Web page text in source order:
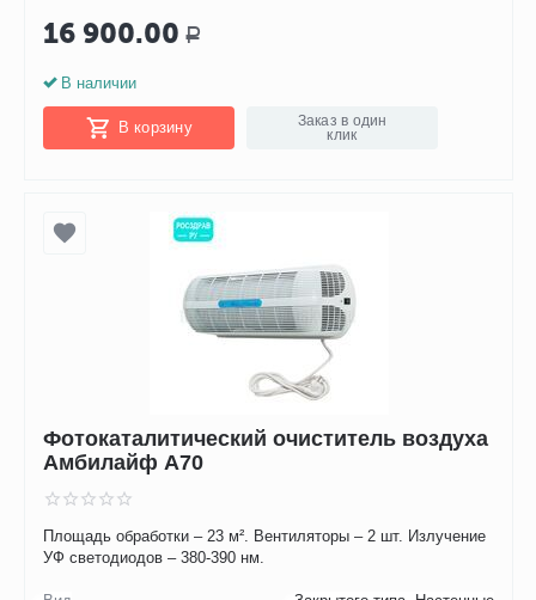
16 900.00 Р
В наличии
В корзину
Заказ в один
клик
Фотокаталитический очиститель воздуха
Амбилайф А70
Площадь обработки – 23 м². Вентиляторы – 2 шт. Излучение
УФ светодиодов – 380-390 нм.